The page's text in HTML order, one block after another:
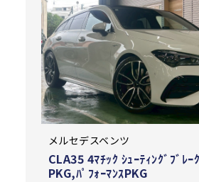
メルセデスベンツ
CLA35 4ﾏﾁｯｸ ｼｭｰﾃｨﾝｸﾞﾌﾞﾚｰ
PKG,ﾊﾟﾌｫｰﾏﾝｽPKG